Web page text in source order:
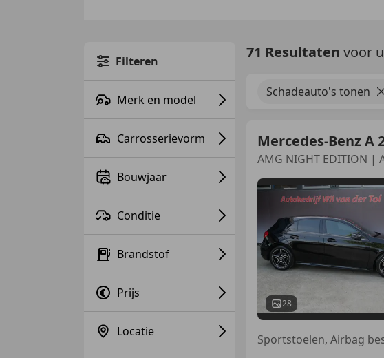
Filteren
Merk en model
Carrosserievorm
Bouwjaar
Conditie
Brandstof
Prijs
Locatie
71 Resultaten voor
Schadeauto's tonen
Mercedes-Benz A
AMG NIGHT EDITION |
28